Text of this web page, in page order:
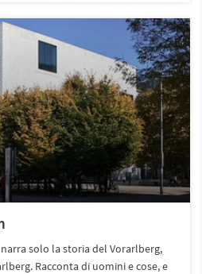
solo la storia del Vorarlberg,
Racconta di uomini e cose, e